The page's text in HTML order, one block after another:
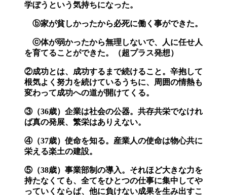
学ぼうという気持ちになった。
ⓑ家が貧しかったから必死に働く事ができた。
ⓒ体が弱かったから無理しないで、人に任せ人
を育てることができた。（超プラス発想）
②成功とは、成功するまで続けること。辛抱して
根気よく努力を続けているうちに、周囲の情熱も
変わって成功への道が開けてくる。
③（36歳）企業は社会の公器。共存共栄でなけれ
ば真の発展、繁栄はありえない。
④（37歳）使命を知る。産業人の使命は物心共に
栄える楽土の建設。
⑤（38歳）事業部制の導入。それほど大きな力を
持たなくても、全てをひとつの仕事に集中してや
っていくならば、他に負けない成果を生み出すこ